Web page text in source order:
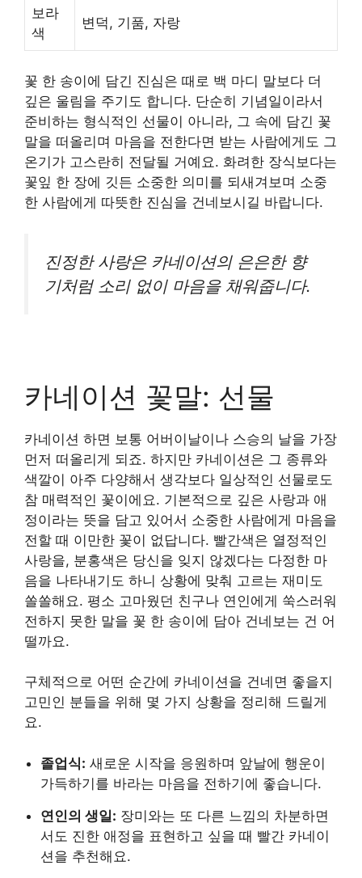
보라
색
변덕, 기품, 자랑
꽃 한 송이에 담긴 진심은 때로 백 마디 말보다 더
깊은 울림을 주기도 합니다. 단순히 기념일이라서
준비하는 형식적인 선물이 아니라, 그 속에 담긴 꽃
말을 떠올리며 마음을 전한다면 받는 사람에게도 그
온기가 고스란히 전달될 거예요. 화려한 장식보다는
꽃잎 한 장에 깃든 소중한 의미를 되새겨보며 소중
한 사람에게 따뜻한 진심을 건네보시길 바랍니다.
진정한 사랑은 카네이션의 은은한 향
기처럼 소리 없이 마음을 채워줍니다.
카네이션 꽃말: 선물
카네이션 하면 보통 어버이날이나 스승의 날을 가장
먼저 떠올리게 되죠. 하지만 카네이션은 그 종류와
색깔이 아주 다양해서 생각보다 일상적인 선물로도
참 매력적인 꽃이에요. 기본적으로 깊은 사랑과 애
정이라는 뜻을 담고 있어서 소중한 사람에게 마음을
전할 때 이만한 꽃이 없답니다. 빨간색은 열정적인
사랑을, 분홍색은 당신을 잊지 않겠다는 다정한 마
음을 나타내기도 하니 상황에 맞춰 고르는 재미도
쏠쏠해요. 평소 고마웠던 친구나 연인에게 쑥스러워
전하지 못한 말을 꽃 한 송이에 담아 건네보는 건 어
떨까요.
구체적으로 어떤 순간에 카네이션을 건네면 좋을지
고민인 분들을 위해 몇 가지 상황을 정리해 드릴게
요.
졸업식: 새로운 시작을 응원하며 앞날에 행운이
가득하기를 바라는 마음을 전하기에 좋습니다.
연인의 생일: 장미와는 또 다른 느낌의 차분하면
서도 진한 애정을 표현하고 싶을 때 빨간 카네이
션을 추천해요.